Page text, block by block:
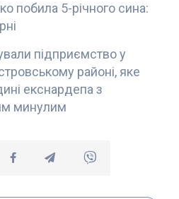
побила 5-річного сина:
підприємство у
районі, яке
екснардепа з
минулим